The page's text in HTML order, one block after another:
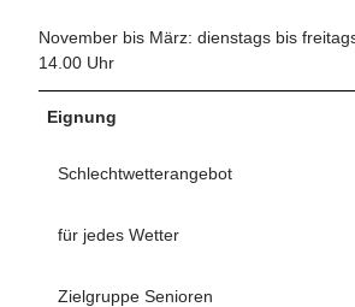
November bis März: dienstags bis
14.00 Uhr
Eignung
Schlechtwetterangebot
für jedes Wetter
Zielgruppe Senioren